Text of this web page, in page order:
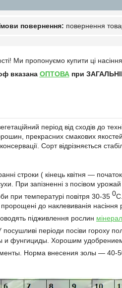
повернення
! Ми пропонуємо купити ці
вказана ОПТОВАпри
період від сходів до
прекрасних смакових
Сорт відрізняється
строки ( кінець квітня ―
При запізненні з посівом
при температурі повітря 30-35 0
пророщені до наклевиванія
підживлення рослин
посушливі періоди посіви гороху
фунгициды. Хорошим
Норма внесения золы ― 40-